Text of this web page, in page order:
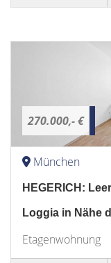
270.000,- €
München
HEGERICH:
Loggia in Nähe
Etagenwohnung